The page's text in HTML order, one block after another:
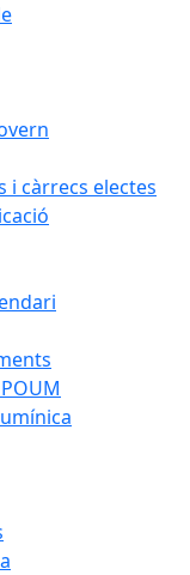
i càrrecs electes